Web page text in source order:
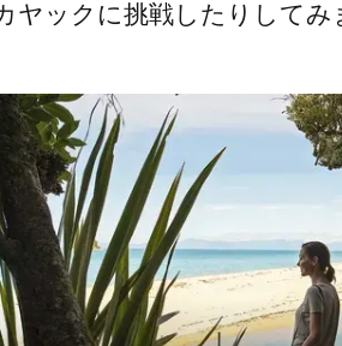
ヤックに挑戦したりしてみ